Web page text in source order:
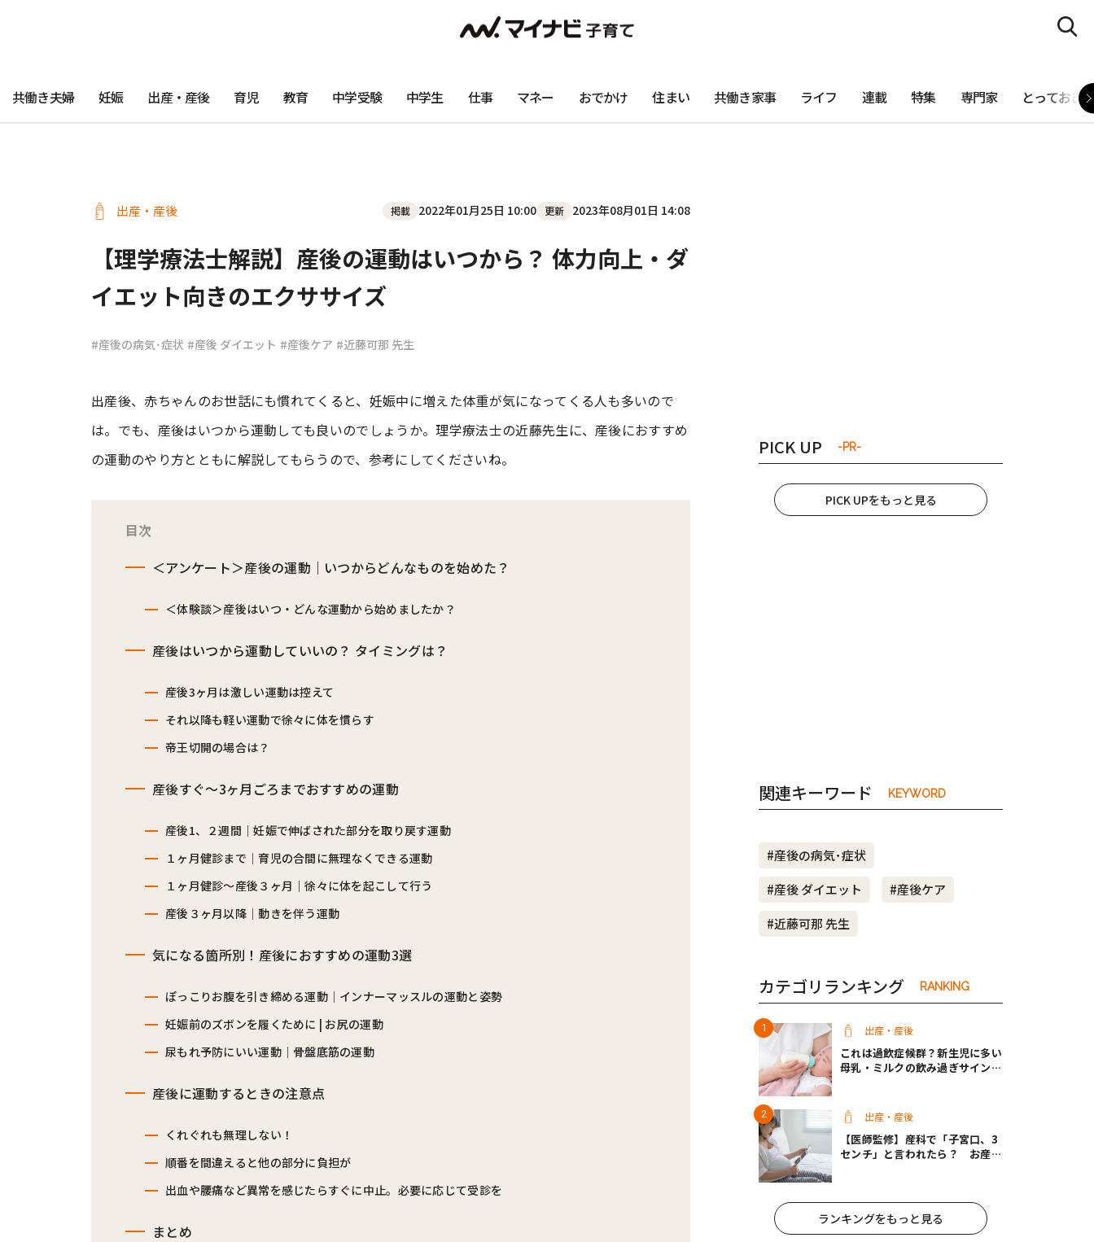
共働き夫婦 妊娠 出産・産後 育児 教育 中学受験 中学生 仕事 マネー おでかけ 住まい 共働き家事 ライフ 連載 特集 専門家 とっておき
出産・産後 掲載 2022年01月25日 10:00 更新 2023年08月01日 14:08
【理学療法士解説】産後の運動はいつから？ 体力向上・ダ
イエット向きのエクササイズ
#産後の病気･症状 #産後 ダイエット #産後ケア #近藤可那 先生
出産後、赤ちゃんのお世話にも慣れてくると、妊娠中に増えた体重が気になってくる人も多いので
は。でも、産後はいつから運動しても良いのでしょうか。理学療法士の近藤先生に、産後におすすめ
の運動のやり方とともに解説してもらうので、参考にしてくださいね。
目次
＜アンケート＞産後の運動｜いつからどんなものを始めた？
＜体験談＞産後はいつ・どんな運動から始めましたか？
産後はいつから運動していいの？ タイミングは？
産後3ヶ月は激しい運動は控えて
それ以降も軽い運動で徐々に体を慣らす
帝王切開の場合は？
産後すぐ～3ヶ月ごろまでおすすめの運動
産後1、２週間｜妊娠で伸ばされた部分を取り戻す運動
１ヶ月健診まで｜育児の合間に無理なくできる運動
１ヶ月健診〜産後３ヶ月｜徐々に体を起こして行う
産後３ヶ月以降｜動きを伴う運動
気になる箇所別！産後におすすめの運動3選
ぽっこりお腹を引き締める運動｜インナーマッスルの運動と姿勢
妊娠前のズボンを履くために | お尻の運動
尿もれ予防にいい運動｜骨盤底筋の運動
産後に運動するときの注意点
くれぐれも無理しない！
順番を間違えると他の部分に負担が
出血や腰痛など異常を感じたらすぐに中止。必要に応じて受診を
まとめ
PICK UP -PR-
PICK UPをもっと見る
関連キーワード KEYWORD
#産後の病気･症状
#産後 ダイエット
#産後ケア
#近藤可那 先生
カテゴリランキング RANKING
出産・産後
これは過飲症候群？新生児に多い
母乳・ミルクの飲み過ぎサインと
出産・産後
【医師監修】産科で「子宮口、3
センチ」と言われたら？ お産は
ランキングをもっと見る